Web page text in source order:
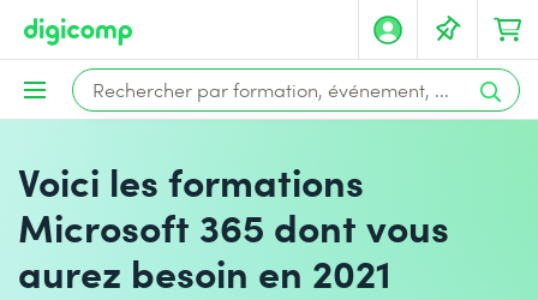
Voici les formations
Microsoft 365 dont vous
aurez besoin en 2021